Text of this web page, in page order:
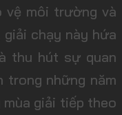
vệ môi trường và
chạy này hứa
thu hút sự quan
trong những năm
giải tiếp theo